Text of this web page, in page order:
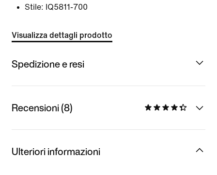
Stile: IQ5811-700
Visualizza dettagli prodotto
Spedizione e resi
Recensioni (8)
Ulteriori informazioni